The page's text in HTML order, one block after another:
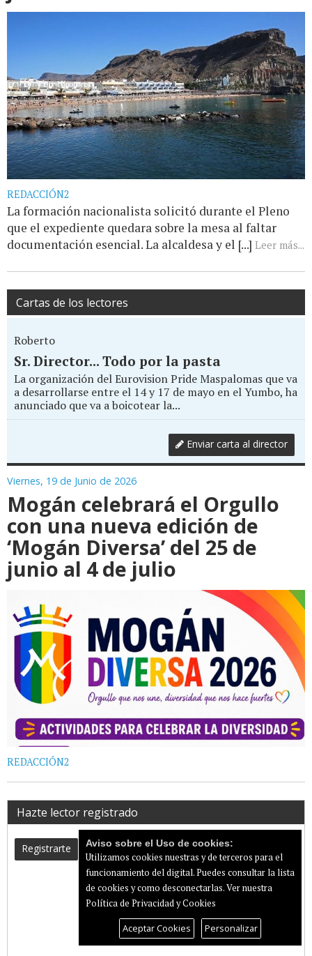
REDACCIÓN2
La formación nacionalista solicitó durante el Pleno
que el expediente quedara sobre la mesa al faltar
documentación esencial. La alcaldesa y el [...] Leer más...
Cartas de los lectores
Roberto
Sr. Director... Todo por la pasta
La organización del Eurovision Pride Maspalomas que va
a desarrollarse entre el 14 y 17 de mayo en el Yumbo, ha
anunciado que va a boicotear la...
Enviar carta al director
Viernes, 19 de Junio de 2026
Mogán celebrará el Orgullo
con una nueva edición de
‘Mogán Diversa’ del 25 de
junio al 4 de julio
REDACCIÓN2
Hazte lector registrado
Registrarte Aviso sobre el Uso de cookies:
Utilizamos cookies nuestras y de terceros para el
funcionamiento del digital. Puedes consultar la lista
de cookies y como desconectarlas.Ver nuestra
Política de Privacidad y Cookies
Aceptar Cookies Personalizar